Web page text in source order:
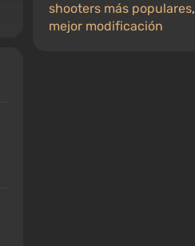
shooters más populares,
mejor modificación